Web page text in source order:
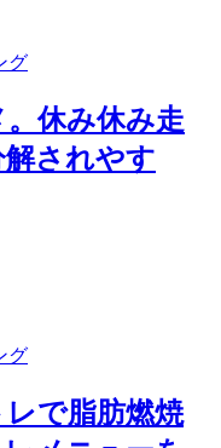
グ
休み休み走
されやす
グ
で脂肪燃焼